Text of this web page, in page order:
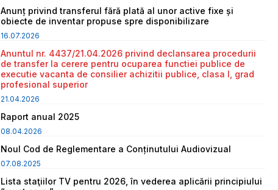
Anunț privind transferul fără plată al unor active fixe și
obiecte de inventar propuse spre disponibilizare
16.07.2026
Anuntul nr. 4437/21.04.2026 privind declansarea procedurii
de transfer la cerere pentru ocuparea functiei publice de
executie vacanta de consilier achizitii publice, clasa I, grad
profesional superior
21.04.2026
Raport anual 2025
08.04.2026
Noul Cod de Reglementare a Conținutului Audiovizual
07.08.2025
Lista staţiilor TV pentru 2026, în vederea aplicării principiului